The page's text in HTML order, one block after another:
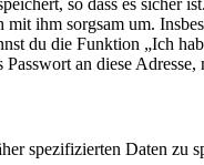
ihm sorgsam um.
du die Funktion „Ich
an diese
spezifizierten Daten zu